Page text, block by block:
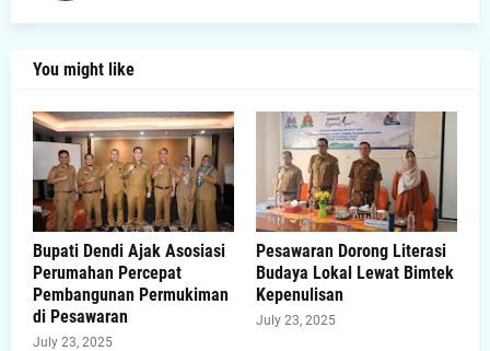
You might like
Bupati Dendi Ajak Asosiasi
Perumahan Percepat
Pembangunan Permukiman
di Pesawaran
July 23, 2025
Pesawaran Dorong Literasi
Budaya Lokal Lewat Bimtek
Kepenulisan
July 23, 2025